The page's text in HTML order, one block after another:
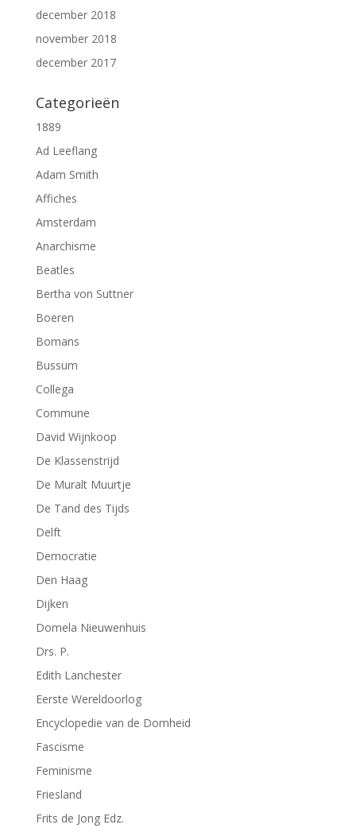
december 2018
november 2018
december 2017
Categorieën
1889
Ad Leeflang
Adam Smith
Affiches
Amsterdam
Anarchisme
Beatles
Bertha von Suttner
Boeren
Bomans
Bussum
Collega
Commune
David Wijnkoop
De Klassenstrijd
De Muralt Muurtje
De Tand des Tijds
Delft
Democratie
Den Haag
Dijken
Domela Nieuwenhuis
Drs. P.
Edith Lanchester
Eerste Wereldoorlog
Encyclopedie van de Domheid
Fascisme
Feminisme
Friesland
Frits de Jong Edz.